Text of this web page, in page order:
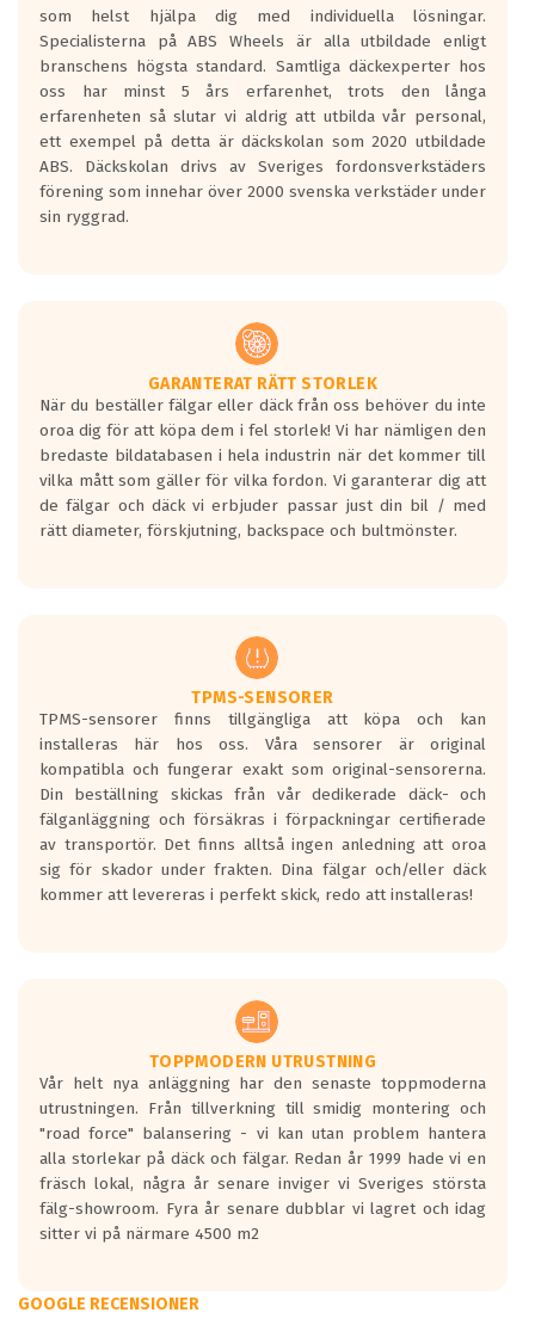
den kortaste bromssträckan och F är den
längsta.
Inga D eller G betyg delas ut för
personbilar och lätta lastbilar.
Betyget sätts efter ett test där däcken
skall bromsa in på en väg där det ligger
0.5-1.5 mm vatten.
I 80km/h kommer skillnaden på
Vid körning i över 50km/h brukar
rullmotståndets ljud överträffa
motorljudet.
På däckmärkningen kommer det finnas
en symbol av ett däck med vågar. Hög
bullernivå markeras med svarta vågor
medans de vita vågorna påvisar om det är
ett tyst däck.
regelverket som introduceras år 2016.
Ett däck med två svarta vågor är redan
godkända för år 2016 nya regelverk.
Ett däck med en svart våg kommer vara
minst tre decibel tystare än det
regelverk som börjar gälla 2016.
som helst hjälpa dig med individuella lösningar.
Specialisterna på ABS Wheels är alla utbildade enligt
branschens högsta standard. Samtliga däckexperter hos
oss har minst 5 års erfarenhet, trots den långa
erfarenheten så slutar vi aldrig att utbilda vår personal,
ett exempel på detta är däckskolan som 2020 utbildade
ABS. Däckskolan drivs av Sveriges fordonsverkstäders
förening som innehar över 2000 svenska verkstäder under
sin ryggrad.
GARANTERAT RÄTT STORLEK
När du beställer fälgar eller däck från oss behöver du inte
oroa dig för att köpa dem i fel storlek! Vi har nämligen den
bredaste bildatabasen i hela industrin när det kommer till
vilka mått som gäller för vilka fordon. Vi garanterar dig att
de fälgar och däck vi erbjuder passar just din bil / med
rätt diameter, förskjutning, backspace och bultmönster.
TPMS-SENSORER
TPMS-sensorer finns tillgängliga att köpa och kan
installeras här hos oss. Våra sensorer är original
kompatibla och fungerar exakt som original-sensorerna.
Din beställning skickas från vår dedikerade däck- och
fälganläggning och försäkras i förpackningar certifierade
av transportör. Det finns alltså ingen anledning att oroa
sig för skador under frakten. Dina fälgar och/eller däck
kommer att levereras i perfekt skick, redo att installeras!
TOPPMODERN UTRUSTNING
Vår helt nya anläggning har den senaste toppmoderna
utrustningen. Från tillverkning till smidig montering och
"road force" balansering - vi kan utan problem hantera
alla storlekar på däck och fälgar. Redan år 1999 hade vi en
fräsch lokal, några år senare inviger vi Sveriges största
fälg-showroom. Fyra år senare dubblar vi lagret och idag
sitter vi på närmare 4500 m2
GOOGLE RECENSIONER